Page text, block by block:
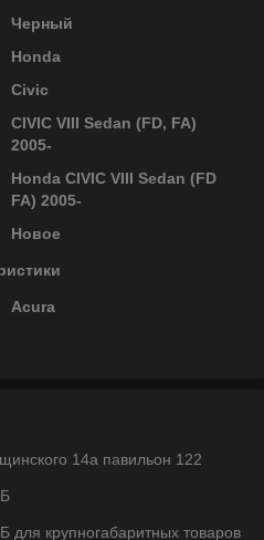
Черный
Honda
Civic
CIVIC VIII Sedan (FD, FA)
2005-
Honda CIVIC VIII Sedan (FD
FA) 2005-
Новое
Acura
14а павильон 122
для крупногабаритных товаров